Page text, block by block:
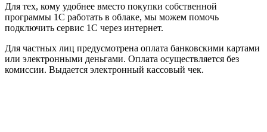
Для тех, кому удобнее вместо покупки собственной
программы 1С работать в облаке, мы можем помочь
подключить сервис 1С через интернет.
Для частных лиц предусмотрена оплата банковскими картами
или электронными деньгами. Оплата осуществляется без
комиссии. Выдается электронный кассовый чек.